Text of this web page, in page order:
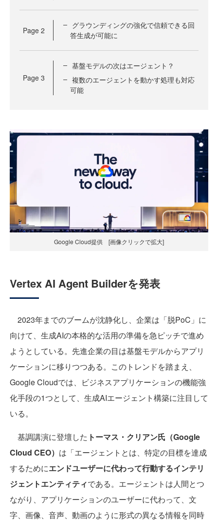
Page 2
グラウンディングの強化で信頼できる回
答生成が可能に
Page 3
基盤モデルの次はエージェント？
複数のエージェントを動かす処理も対応
可能
Google Cloud提供 [画像クリックで拡大]
Vertex AI Agent Builderを発表
2023年までのブームが沈静化し、企業は「脱PoC」に
向けて、生成AIの本格的な活用の準備を急ピッチで進め
ようとしている。先進企業の目は基盤モデルからアプリ
ケーションに移りつつある。このトレンドを踏まえ、
Google Cloudでは、ビジネスアプリケーションの機能強
化手段の1つとして、生成AIエージェント構築に注目して
いる。
基調講演に登壇した トーマス・クリアン氏（Google
Cloud CEO） は「エージェントとは、特定の目標を達成
するためにエンドユーザーに代わって行動するインテリ
ジェントエンティティである。エージェントは人間とつ
ながり、アプリケーションのユーザーに代わって、文
字、画像、音声、動画のように形式の異なる情報を同時